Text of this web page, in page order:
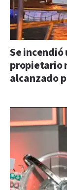
Se incendió
propietario
alcanzado